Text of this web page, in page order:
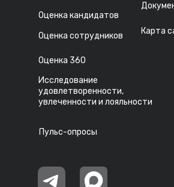
Оценка кандидатов
Карта
Оценка сотрудников
Оценка 360
Исследование
удовлетворенности,
увлеченности и лояльности
Пульс-опросы